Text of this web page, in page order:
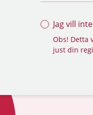
Jag vill
Obs! Detta
just din